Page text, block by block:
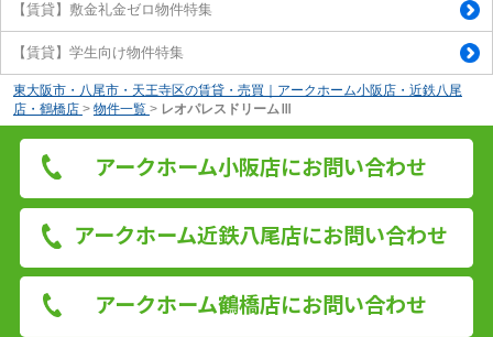
【賃貸】敷金礼金ゼロ物件特集
【賃貸】学生向け物件特集
東大阪市・八尾市・天王寺区の賃貸・売買｜アークホーム小阪店・近鉄八尾
店・鶴橋店 > 物件一覧 > レオパレスドリームⅢ
アークホーム小阪店にお問い合わせ
アークホーム近鉄八尾店にお問い合わせ
アークホーム鶴橋店にお問い合わせ